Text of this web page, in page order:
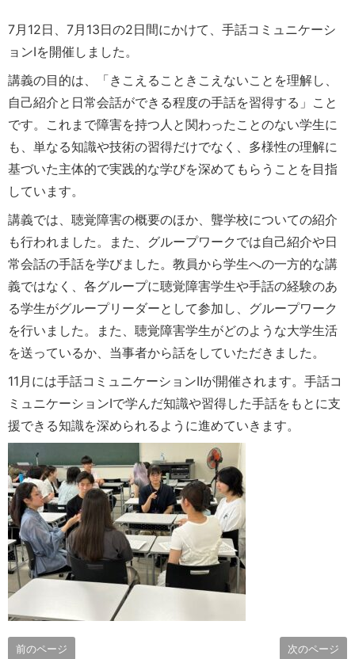
7月12日、7月13日の2日間にかけて、手話コミュニケーシ
ョンIを開催しました。
講義の目的は、「きこえることきこえないことを理解し、
自己紹介と日常会話ができる程度の手話を習得する」こと
です。これまで障害を持つ人と関わったことのない学生に
も、単なる知識や技術の習得だけでなく、多様性の理解に
基づいた主体的で実践的な学びを深めてもらうことを目指
しています。
講義では、聴覚障害の概要のほか、聾学校についての紹介
も行われました。また、グループワークでは自己紹介や日
常会話の手話を学びました。教員から学生への一方的な講
義ではなく、各グループに聴覚障害学生や手話の経験のあ
る学生がグループリーダーとして参加し、グループワーク
を行いました。また、聴覚障害学生がどのような大学生活
を送っているか、当事者から話をしていただきました。
11月には手話コミュニケーションⅡが開催されます。手話コ
ミュニケーションⅠで学んだ知識や習得した手話をもとに支
援できる知識を深められるように進めていきます。
前のページ 次のページ